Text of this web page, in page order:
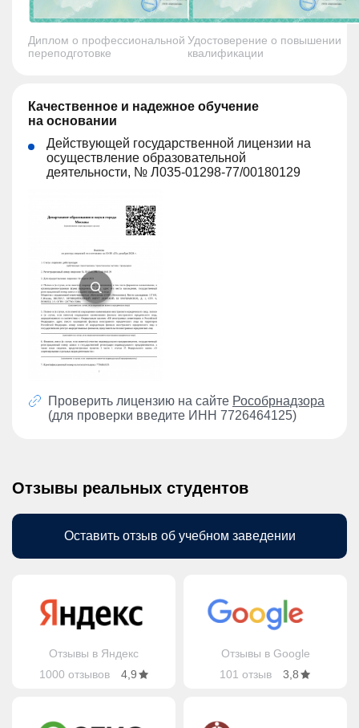
Диплом о профессиональной
переподготовке
Удостоверение о повышении
квалификации
Качественное и надежное обучение
на основании
Действующей государственной лицензии на
осуществление образовательной
деятельности, № Л035-01298-77/00180129
Проверить лицензию на сайте Рособрнадзора
(для проверки введите ИНН 7726464125)
Отзывы реальных студентов
Оставить отзыв об учебном заведении
Отзывы в Яндекс
1000 отзывов
4,9
Отзывы в Google
101 отзыв
3,8